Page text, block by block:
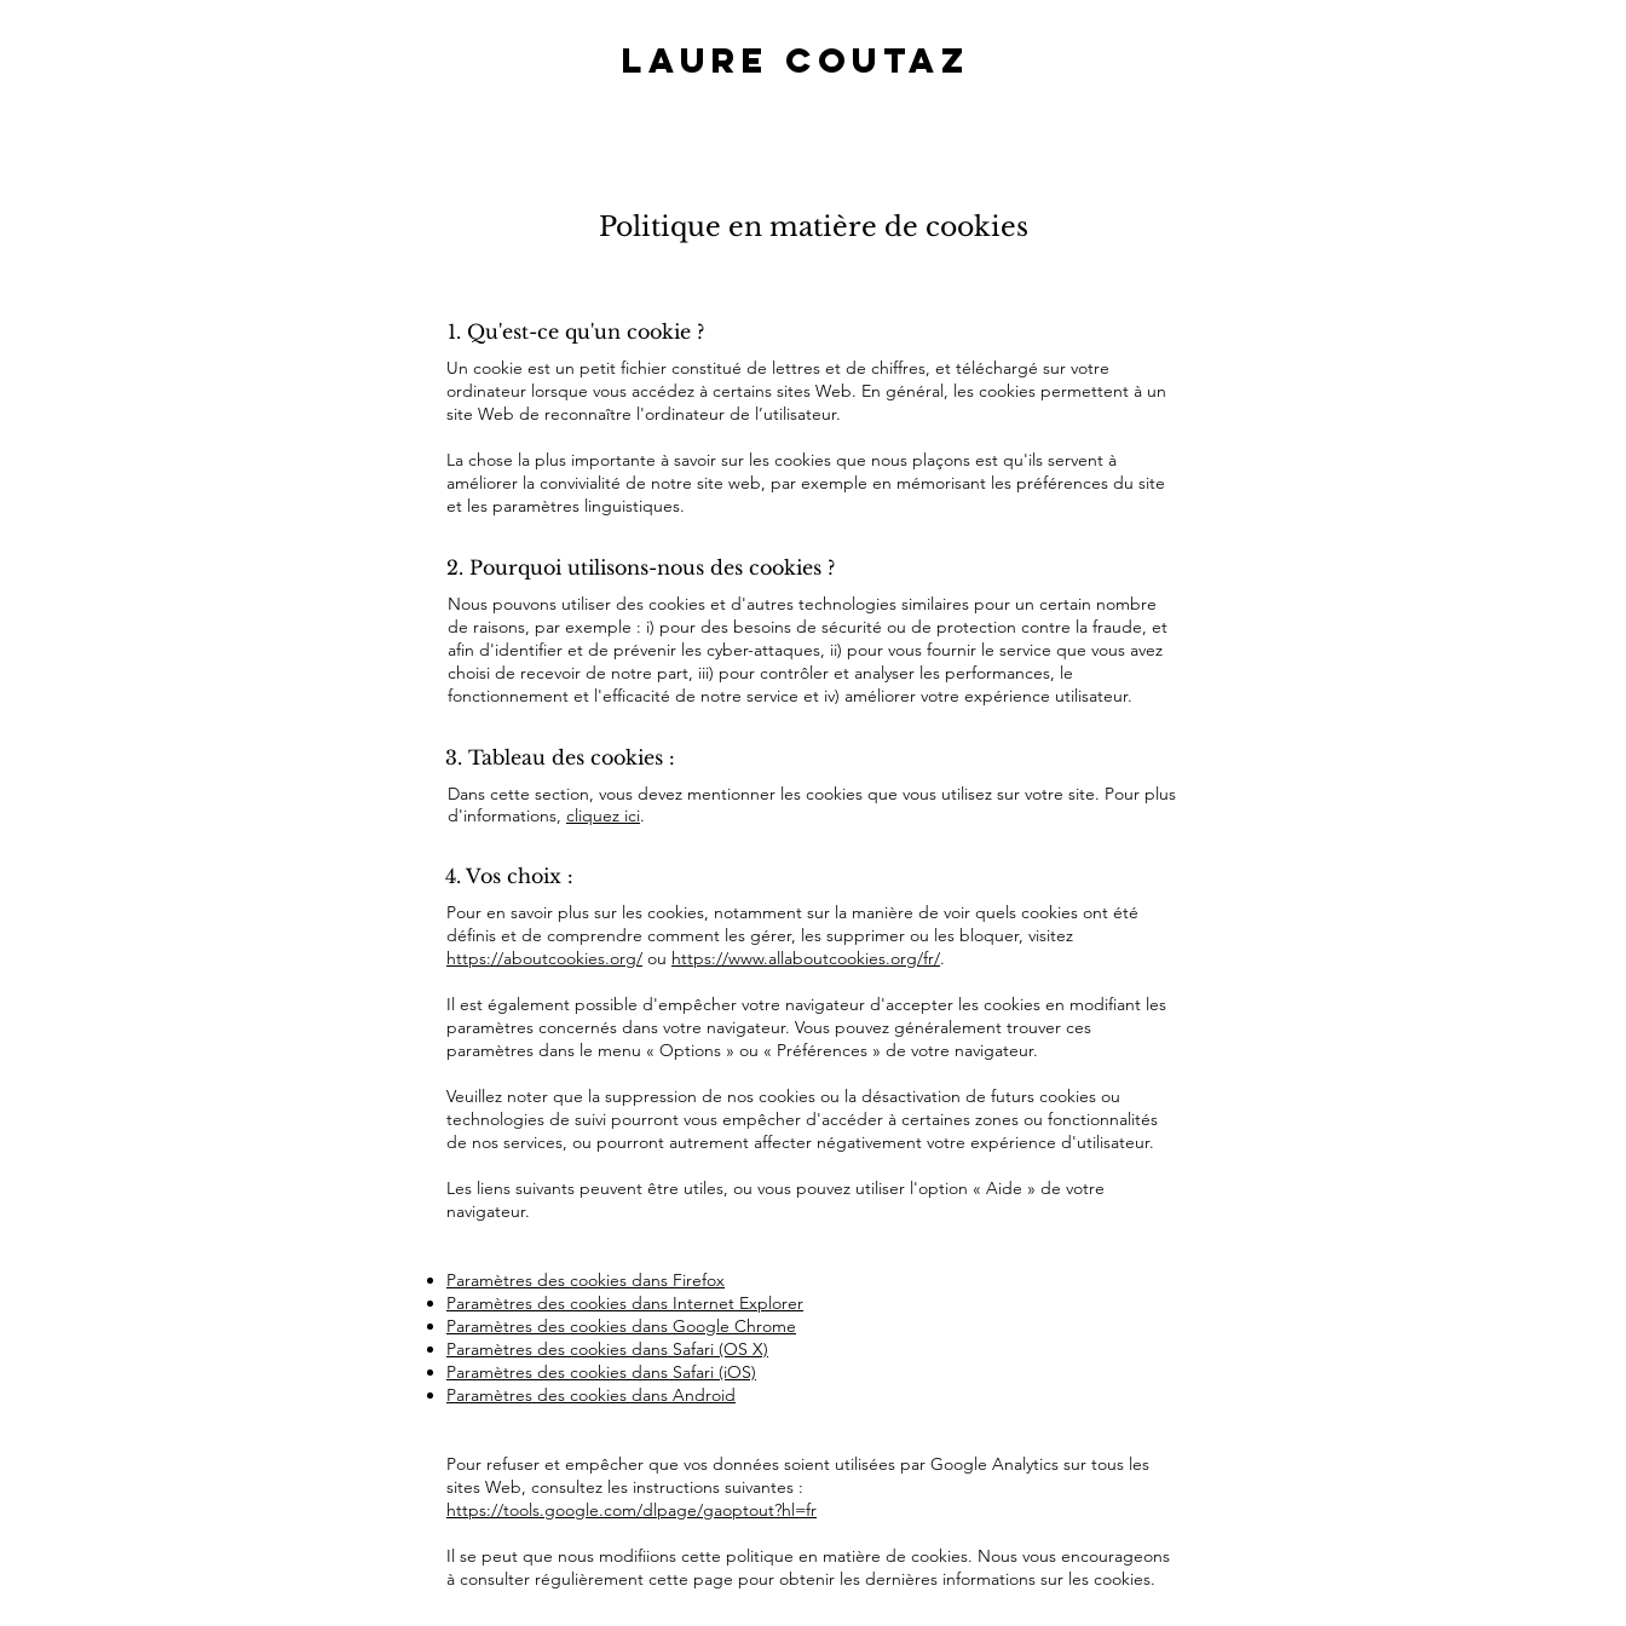
LAURE COUTAZ
Politique en matière de cookies
1. Qu'est-ce qu'un cookie ?
Un cookie est un petit fichier constitué de lettres et de chiffres, et téléchargé sur votre
ordinateur lorsque vous accédez à certains sites Web. En général, les cookies permettent à un
site Web de reconnaître l'ordinateur de l’utilisateur.
La chose la plus importante à savoir sur les cookies que nous plaçons est qu'ils servent à
améliorer la convivialité de notre site web, par exemple en mémorisant les préférences du site
et les paramètres linguistiques.
2. Pourquoi utilisons-nous des cookies ?
Nous pouvons utiliser des cookies et d'autres technologies similaires pour un certain nombre
de raisons, par exemple : i) pour des besoins de sécurité ou de protection contre la fraude, et
afin d'identifier et de prévenir les cyber-attaques, ii) pour vous fournir le service que vous avez
choisi de recevoir de notre part, iii) pour contrôler et analyser les performances, le
fonctionnement et l'efficacité de notre service et iv) améliorer votre expérience utilisateur.
3. Tableau des cookies :
Dans cette section, vous devez mentionner les cookies que vous utilisez sur votre site. Pour plus
d'informations, cliquez ici.
4. Vos choix :
Pour en savoir plus sur les cookies, notamment sur la manière de voir quels cookies ont été
définis et de comprendre comment les gérer, les supprimer ou les bloquer, visitez
https://aboutcookies.org/ ou https://www.allaboutcookies.org/fr/.
Il est également possible d'empêcher votre navigateur d'accepter les cookies en modifiant les
paramètres concernés dans votre navigateur. Vous pouvez généralement trouver ces
paramètres dans le menu « Options » ou « Préférences » de votre navigateur.
Veuillez noter que la suppression de nos cookies ou la désactivation de futurs cookies ou
technologies de suivi pourront vous empêcher d'accéder à certaines zones ou fonctionnalités
de nos services, ou pourront autrement affecter négativement votre expérience d'utilisateur.
Les liens suivants peuvent être utiles, ou vous pouvez utiliser l'option « Aide » de votre
navigateur.
Paramètres des cookies dans Firefox
Paramètres des cookies dans Internet Explorer
Paramètres des cookies dans Google Chrome
Paramètres des cookies dans Safari (OS X)
Paramètres des cookies dans Safari (iOS)
Paramètres des cookies dans Android
Pour refuser et empêcher que vos données soient utilisées par Google Analytics sur tous les
sites Web, consultez les instructions suivantes :
https://tools.google.com/dlpage/gaoptout?hl=fr
Il se peut que nous modifiions cette politique en matière de cookies. Nous vous encourageons
à consulter régulièrement cette page pour obtenir les dernières informations sur les cookies.